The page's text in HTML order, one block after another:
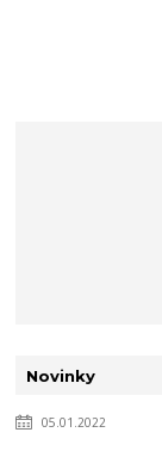
Novinky
05.01.2022